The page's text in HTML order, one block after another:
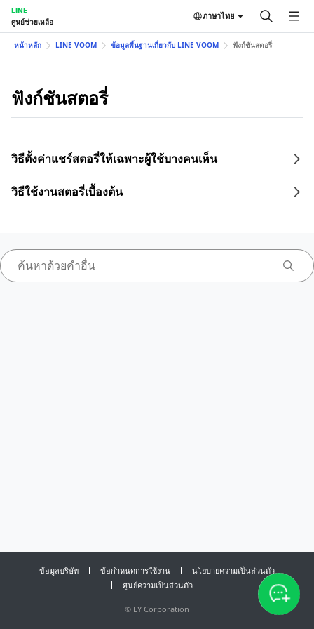
LINE
ศูนย์ช่วยเหลือ
ภาษาไทย
หน้าหลัก LINE VOOM ข้อมูลพื้นฐานเกี่ยวกับ LINE VOOM ฟังก์ชันสตอรี่
ฟังก์ชันสตอรี่
วิธีตั้งค่าแชร์สตอรี่ให้เฉพาะผู้ใช้บางคนเห็น
วิธีใช้งานสตอรี่เบื้องต้น
ข้อมูลบริษัท ข้อกำหนดการใช้งาน
นโยบายความเป็นส่วนตัว
ศูนย์ความเป็นส่วนตัว
© LY Corporation